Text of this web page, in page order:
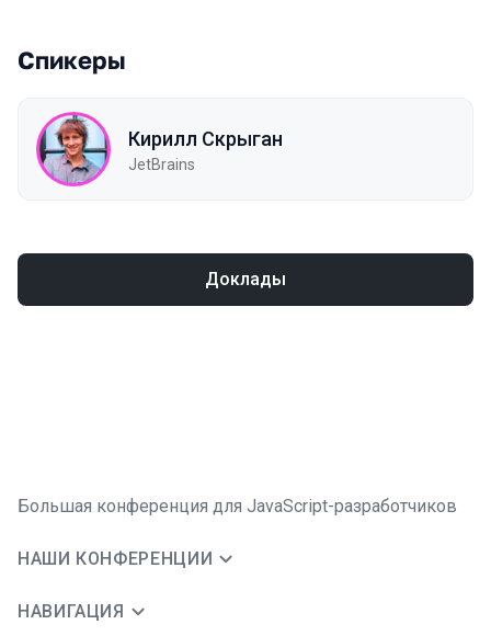
Спикеры
Кирилл Скрыган
JetBrains
Доклады
Большая конференция для JavaScript-разработчиков
НАШИ КОНФЕРЕНЦИИ
НАВИГАЦИЯ